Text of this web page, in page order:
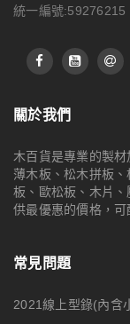
統一編號:59276215
關於我們
木百貨是專業的製
薄木板、松木拼板
板、歐松板、木片
供最優惠的價格，可
常見問題
2021線上型錄(內含